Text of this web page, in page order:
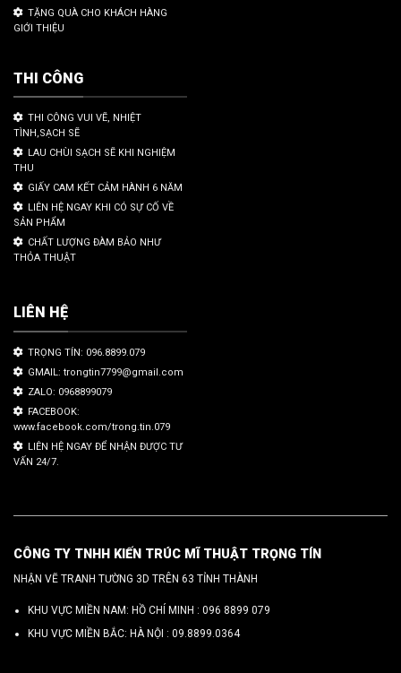
TẶNG QUÀ CHO KHÁCH HÀNG
GIỚI THIỆU
THI CÔNG
THI CÔNG VUI VẼ, NHIỆT
TÌNH,SẠCH SẼ
LAU CHÙI SẠCH SẼ KHI NGHIỆM
THU
GIẤY CAM KẾT CẢM HÀNH 6 NĂM
LIÊN HỆ NGAY KHI CÓ SỰ CỐ VỀ
SẢN PHẨM
CHẤT LƯỢNG ĐÀM BẢO NHƯ
THỎA THUẬT
LIÊN HỆ
TRỌNG TÍN: 096.8899.079
GMAIL: trongtin7799@gmail.com
ZALO: 0968899079
FACEBOOK:
www.facebook.com/trong.tin.079
LIÊN HỆ NGAY ĐỂ NHẬN ĐƯỢC TƯ
VẤN 24/7.
CÔNG TY TNHH KIẾN TRÚC MĨ THUẬT TRỌNG TÍN
NHẬN VẼ TRANH TƯỜNG 3D TRÊN 63 TỈNH THÀNH
KHU VỰC MIỀN NAM: HỒ CHÍ MINH : 096 8899 079
KHU VỰC MIỀN BẮC: HÀ NỘI : 09.8899.0364